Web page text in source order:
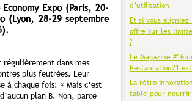
Expo (Paris, 20-
(Lyon, 28-29 septembre
dans mes
plus feutrées. Leur
à chaque fois: « Mais c’est
plan B. Non, parce
d’utilisation
Et si vous aligniez
offre sur les
?
Le Magazine #16
Restauration21
La rétro-
table pour